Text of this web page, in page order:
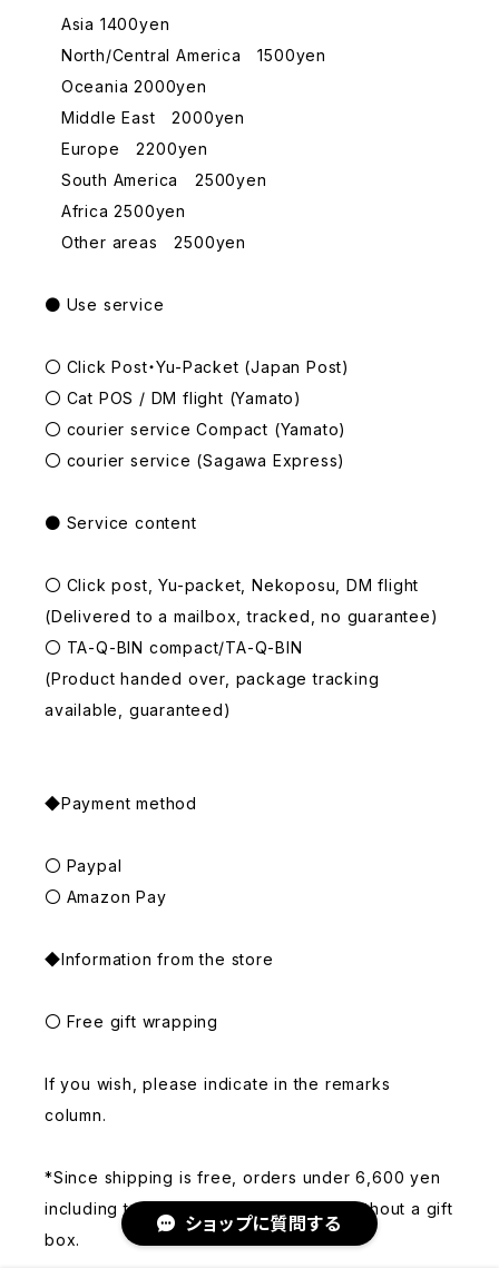
ショップに質問する
Asia 1400yen
North/Central America 1500yen
Oceania 2000yen
Middle East 2000yen
Europe 2200yen
South America 2500yen
Africa 2500yen
Other areas 2500yen
● Use service
〇 Click Post・Yu-Packet (Japan Post)
〇 Cat POS / DM flight (Yamato)
〇 courier service Compact (Yamato)
〇 courier service (Sagawa Express)
● Service content
〇 Click post, Yu-packet, Nekoposu, DM flight
(Delivered to a mailbox, tracked, no guarantee)
〇 TA-Q-BIN compact/TA-Q-BIN
(Product handed over, package tracking
available, guaranteed)
◆Payment method
〇 Paypal
〇 Amazon Pay
◆Information from the store
〇 Free gift wrapping
If you wish, please indicate in the remarks
column.
*Since shipping is free, orders under 6,600 yen
including tax will be simply wrapped without a gift
box.